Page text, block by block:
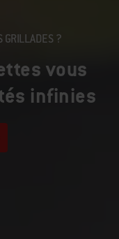
GRILLADES ?
vous
infinies